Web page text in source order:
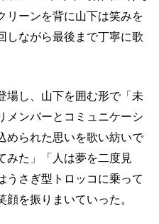
リーンを背に山下は笑みを
しながら最後まで丁寧に歌
場し、山下を囲む形で「未
メンバーとコミュニケーシ
められた思いを歌い紡いで
みた」「人は夢を二度見
うさぎ型トロッコに乗って
を振りまいていった。